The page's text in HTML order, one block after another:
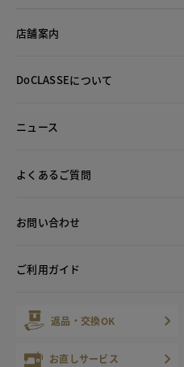
店舗案内
DoCLASSEについて
ニュース
よくあるご質問
お問い合わせ
ご利用ガイド
返品・交換OK
お直しサービス